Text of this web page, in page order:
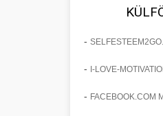
Lépésről
os
-
- I-LOVE-
- FACEBOOK.COM